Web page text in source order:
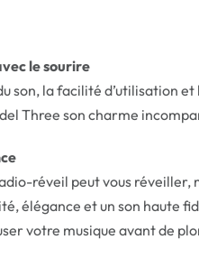
le sourire
son, la facilité d’utilisation et
Three son charme
réveil peut vous réveiller,
élégance et un son haute
votre musique avant de